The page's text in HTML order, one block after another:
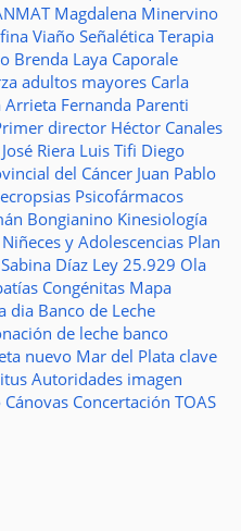
Magdalena Minervino
Viaño Señalética Terapia
Brenda Laya Caporale
adultos mayores Carla
Arrieta Fernanda Parenti
director Héctor Canales
Riera Luis Tifi Diego
del Cáncer Juan Pablo
Psicofármacos
Bongianino Kinesiología
Niñeces y Adolescencias Plan
Díaz Ley 25.929 Ola
Congénitas Mapa
dia Banco de Leche
de leche banco
nuevo Mar del Plata clave
Autoridades imagen
Concertación TOAS